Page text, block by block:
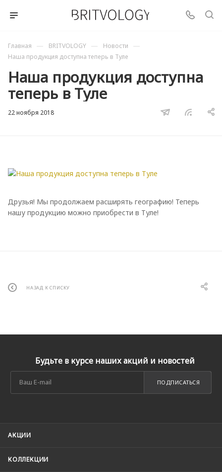
Главная — BRITVOLOGY — Новости —
Наша продукция доступна теперь в Туле
Наша продукция доступна
теперь в Туле
22 ноября 2018
Друзья! Мы продолжаем расширять географию! Теперь
нашу продукцию можно приобрести в Туле!
НАЗАД К СПИСКУ
Будьте в курсе наших акций и новостей
ПОДПИСАТЬСЯ
АКЦИИ
КОЛЛЕКЦИИ